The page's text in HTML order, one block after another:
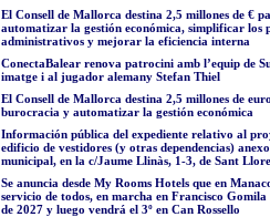
El Consell de Mallorca destina 2,5 millones de €
automatizar la gestión económica, simplificar los
administrativos y mejorar la eficiencia interna
ConectaBalear renova patrocini amb l’equip de
imatge i al jugador alemany Stefan Thiel
El Consell de Mallorca destina 2,5 millones de
burocracia y automatizar la gestión económica
Información pública del expediente relativo al
edificio de vestidores (y otras dependencias)
municipal, en la c/Jaume Llinàs, 1-3, de Sant
Se anuncia desde My Rooms Hotels que en
servicio de todos, en marcha en Francisco
de 2027 y luego vendrá el 3º en Can Rossello